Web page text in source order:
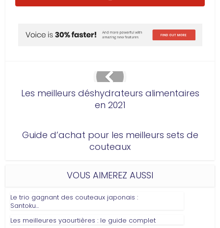
Les meilleurs déshydrateurs alimentaires
en 2021
Guide d’achat pour les meilleurs sets de
couteaux
VOUS AIMEREZ AUSSI
Le trio gagnant des couteaux japonais :
Santoku...
Les meilleures yaourtières : le guide complet